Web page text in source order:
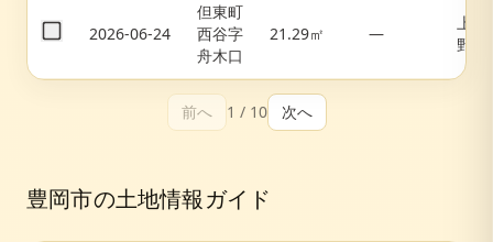
2026-06-24
但東町
西谷字
舟木口
21.29㎡ —
上夜
野
前へ 1 / 10 次へ
豊岡市の土地情報ガイド